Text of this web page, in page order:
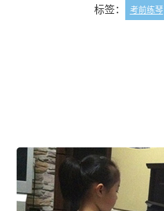
标签： 考前练琴